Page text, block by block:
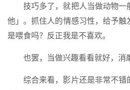
技巧多了，就把人当做动物一
他」。抓住人的情感习性，给予触
是喂食吗？反正我是不喜欢。
也罢，当做兴趣看看就好，消
综合来看，影片还是非常不错